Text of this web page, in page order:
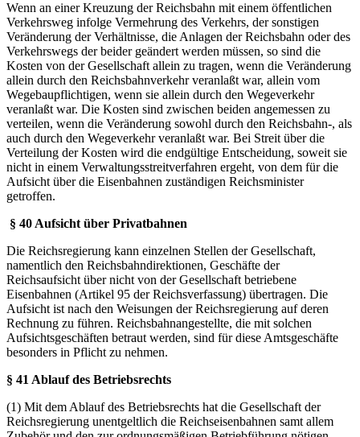
Wenn an einer Kreuzung der Reichsbahn mit einem öffentlichen
Verkehrsweg infolge Vermehrung des Verkehrs, der sonstigen
Veränderung der Verhältnisse, die Anlagen der Reichsbahn oder des
Verkehrswegs der beider geändert werden müssen, so sind die
Kosten von der Gesellschaft allein zu tragen, wenn die Veränderung
allein durch den Reichsbahnverkehr veranlaßt war, allein vom
Wegebaupflichtigen, wenn sie allein durch den Wegeverkehr
veranlaßt war. Die Kosten sind zwischen beiden angemessen zu
verteilen, wenn die Veränderung sowohl durch den Reichsbahn-, als
auch durch den Wegeverkehr veranlaßt war. Bei Streit über die
Verteilung der Kosten wird die endgültige Entscheidung, soweit sie
nicht in einem Verwaltungsstreitverfahren ergeht, von dem für die
Aufsicht über die Eisenbahnen zuständigen Reichsminister
getroffen.
§ 40 Aufsicht über Privatbahnen
Die Reichsregierung kann einzelnen Stellen der Gesellschaft,
namentlich den Reichsbahndirektionen, Geschäfte der
Reichsaufsicht über nicht von der Gesellschaft betriebene
Eisenbahnen (Artikel 95 der Reichsverfassung) übertragen. Die
Aufsicht ist nach den Weisungen der Reichsregierung auf deren
Rechnung zu führen. Reichsbahnangestellte, die mit solchen
Aufsichtsgeschäften betraut werden, sind für diese Amtsgeschäfte
besonders in Pflicht zu nehmen.
§ 41 Ablauf des Betriebsrechts
(1) Mit dem Ablauf des Betriebsrechts hat die Gesellschaft der
Reichsregierung unentgeltlich die Reichseisenbahnen samt allem